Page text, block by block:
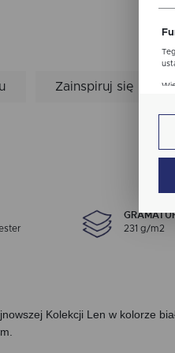
Zainspiruj się
231 g/m2
Kolekcji Len w kolorze